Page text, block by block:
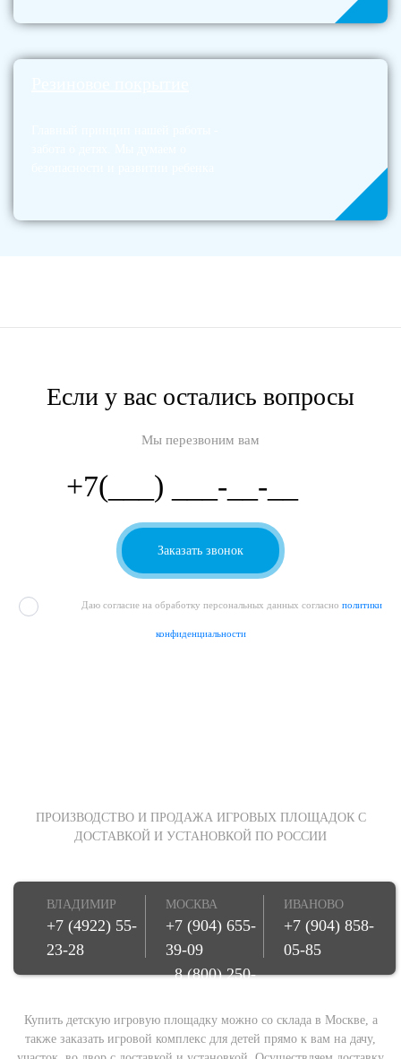
Если у вас остались вопросы
Мы перезвоним вам
Даю согласие на обработку персональных данных согласно политики
конфиденциальности
ПРОИЗВОДСТВО И ПРОДАЖА ИГРОВЫХ ПЛОЩАДОК С
ДОСТАВКОЙ И УСТАНОВКОЙ ПО РОССИИ
ВЛАДИМИР
+7 (4922) 55-
23-28
МОСКВА
+7 (904) 655-
39-09
8 (800) 250-
ИВАНОВО
+7 (904) 858-
05-85
Купить детскую игровую площадку можно со склада в Москве, а
также заказать игровой комплекс для детей прямо к вам на дачу,